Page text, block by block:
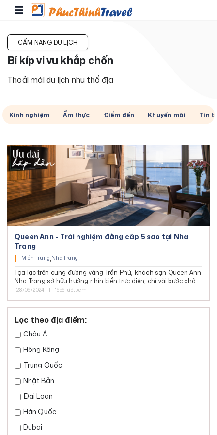
CẨM NANG DU LỊCH
Bí kíp vi vu khắp chốn
Thoải mái du lịch nhu thổ địa
Kinh nghiệm Ẩm thực Điểm đến Khuyến mãi Tin
Queen Ann - Trải nghiệm đẳng cấp 5 sao tại Nha
Trang
Miền Trung,Nha Trang
Tọa lạc trên cung đường vàng Trần Phú, khách sạn Queen Ann
Nha Trang sở hữu hướng nhìn biển trực diện, chỉ vài bước chân
bạn có thể hòa mình với thiên nhiên, biển xanh, cát trắng…
28/06/2024 | 1656 lượt xem
Lọc theo địa điểm:
Châu Á
Hồng Kông
Trung Quốc
Nhật Bản
Đài Loan
Hàn Quốc
Dubai